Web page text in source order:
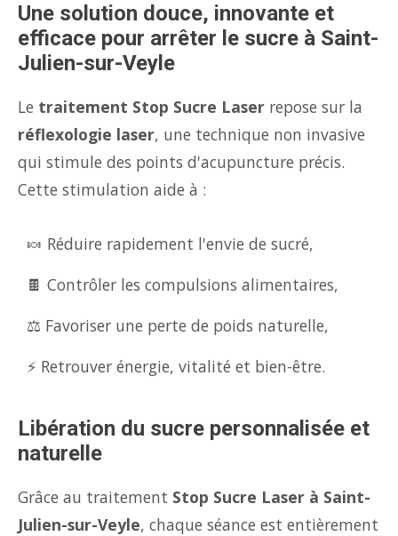
Une solution douce, innovante et
efficace pour arrêter le sucre à Saint-
Julien-sur-Veyle
Le traitement Stop Sucre Laser repose sur la
réflexologie laser, une technique non invasive
qui stimule des points d'acupuncture précis.
Cette stimulation aide à :
🍬 Réduire rapidement l'envie de sucré,
🍫 Contrôler les compulsions alimentaires,
⚖️ Favoriser une perte de poids naturelle,
⚡ Retrouver énergie, vitalité et bien-être.
Libération du sucre personnalisée et
naturelle
Grâce au traitement Stop Sucre Laser à Saint-
Julien-sur-Veyle, chaque séance est entièrement